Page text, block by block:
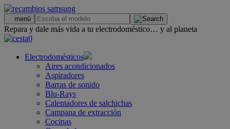
menú
Repara y dale más vida a tu electrodoméstico… y al planeta
0
Electrodomésticos
Aires acondicionados
Aspiradores
Barras de sonido
Blu-Rays
Calentadores de salchichas
Campana de extracción
Cocinas